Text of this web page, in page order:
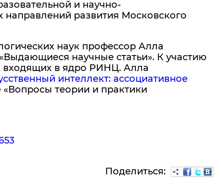
и научно-
направлений развития Московского
наук профессор Алла
научные статьи». К участию
входящих в ядро РИНЦ. Алла
интеллект: ассоциативное
теории и практики
Поделиться: